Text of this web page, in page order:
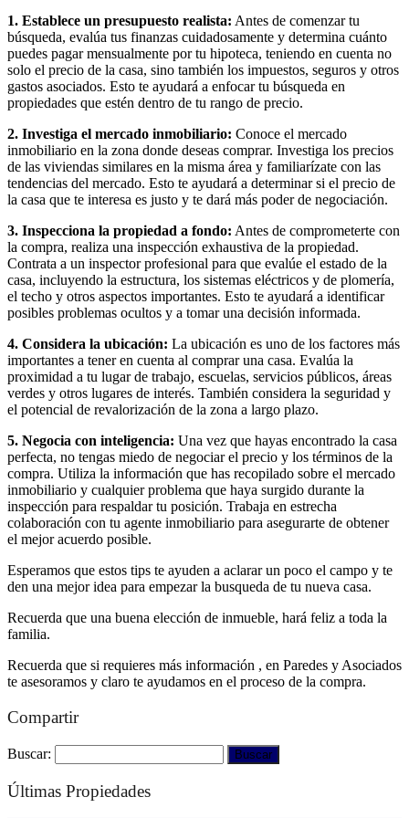
1. Establece un presupuesto realista: Antes de comenzar tu
búsqueda, evalúa tus finanzas cuidadosamente y determina cuánto
puedes pagar mensualmente por tu hipoteca, teniendo en cuenta no
solo el precio de la casa, sino también los impuestos, seguros y otros
gastos asociados. Esto te ayudará a enfocar tu búsqueda en
propiedades que estén dentro de tu rango de precio.
2. Investiga el mercado inmobiliario: Conoce el mercado
inmobiliario en la zona donde deseas comprar. Investiga los precios
de las viviendas similares en la misma área y familiarízate con las
tendencias del mercado. Esto te ayudará a determinar si el precio de
la casa que te interesa es justo y te dará más poder de negociación.
3. Inspecciona la propiedad a fondo: Antes de comprometerte con
la compra, realiza una inspección exhaustiva de la propiedad.
Contrata a un inspector profesional para que evalúe el estado de la
casa, incluyendo la estructura, los sistemas eléctricos y de plomería,
el techo y otros aspectos importantes. Esto te ayudará a identificar
posibles problemas ocultos y a tomar una decisión informada.
4. Considera la ubicación: La ubicación es uno de los factores más
importantes a tener en cuenta al comprar una casa. Evalúa la
proximidad a tu lugar de trabajo, escuelas, servicios públicos, áreas
verdes y otros lugares de interés. También considera la seguridad y
el potencial de revalorización de la zona a largo plazo.
5. Negocia con inteligencia: Una vez que hayas encontrado la casa
perfecta, no tengas miedo de negociar el precio y los términos de la
compra. Utiliza la información que has recopilado sobre el mercado
inmobiliario y cualquier problema que haya surgido durante la
inspección para respaldar tu posición. Trabaja en estrecha
colaboración con tu agente inmobiliario para asegurarte de obtener
el mejor acuerdo posible.
Esperamos que estos tips te ayuden a aclarar un poco el campo y te
den una mejor idea para empezar la busqueda de tu nueva casa.
Recuerda que una buena elección de inmueble, hará feliz a toda la
familia.
Recuerda que si requieres más información , en Paredes y Asociados
te asesoramos y claro te ayudamos en el proceso de la compra.
Compartir
Buscar:
Últimas Propiedades